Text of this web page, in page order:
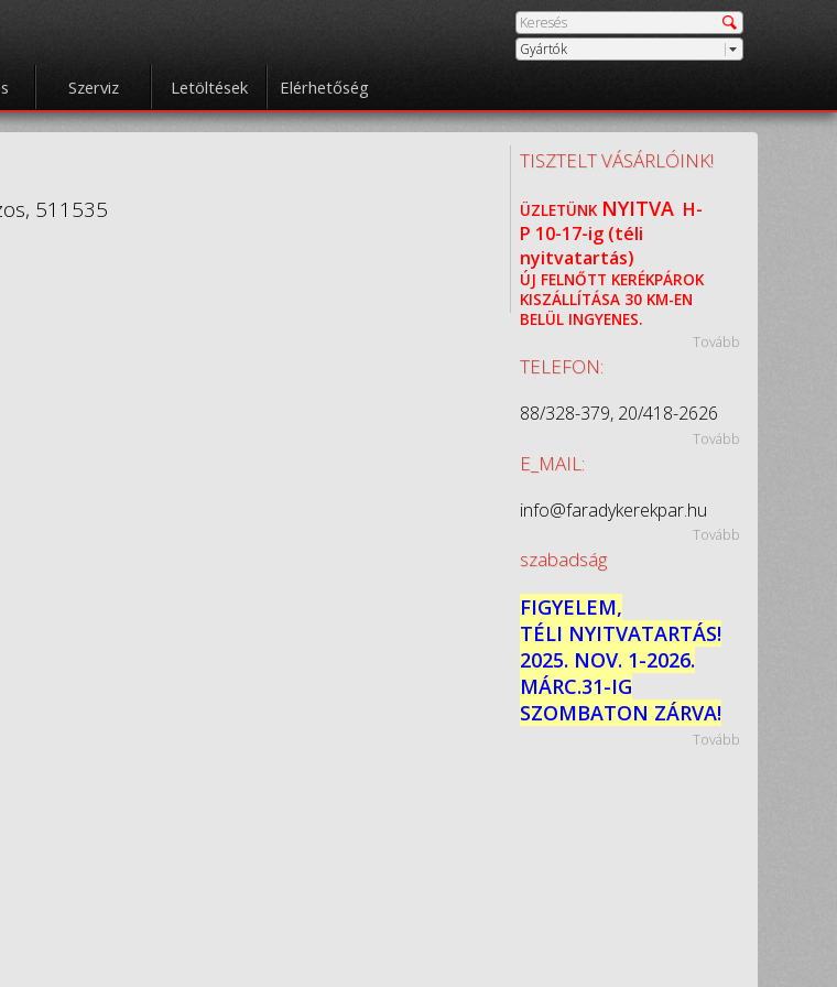
Gyártók
Szerviz Letöltések Elérhetőség
511535
TISZTELT VÁSÁRLÓINK!
ÜZLETÜNK NYITVA H-
P 10-17-ig (téli
nyitvatartás)
ÚJ FELNŐTT KERÉKPÁROK
KISZÁLLÍTÁSA 30 KM-EN
BELÜL INGYENES.
Tovább
TELEFON:
88/328-379, 20/418-2626
Tovább
E_MAIL:
info@faradykerekpar.hu
Tovább
szabadság
FIGYELEM,
TÉLI NYITVATARTÁS!
2025. NOV. 1-2026.
MÁRC.31-IG
SZOMBATON ZÁRVA!
Tovább